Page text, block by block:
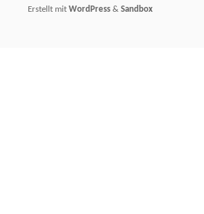
Erstellt mit WordPress & Sandbox